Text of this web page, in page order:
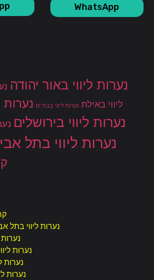
WhatsApp
נערות ליווי באור יהודה
ליווי באילת נערות ליווי בבת ים נערות
נערות ליווי בירושלים
נערות ליווי בתל
נערות ליווי בתל
נערות
נערות
נערות
נערות